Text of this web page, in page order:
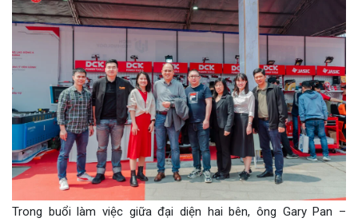
Trong buổi làm việc giữa đại diện hai bên, ông Gary Pan –